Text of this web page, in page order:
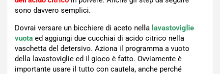
sono davvero semplici.
Dovrai versare un bicchiere di aceto nella lavastoviglie
vuota ed aggiungi due cucchiai di acido citrico nella
vaschetta del detersivo. Aziona il programma a vuoto
della lavastoviglie ed il gioco è fatto. Ovviamente è
importante usare il tutto con cautela, anche perché